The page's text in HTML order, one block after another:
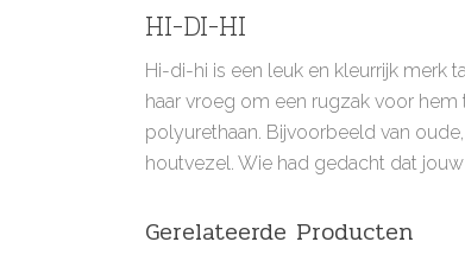
HI-DI-HI
Hi-di-hi is een leuk en kleurrijk merk
haar vroeg om een rugzak voor
polyurethaan. Bijvoorbeeld van
houtvezel. Wie had gedacht dat
Gerelateerde Producten